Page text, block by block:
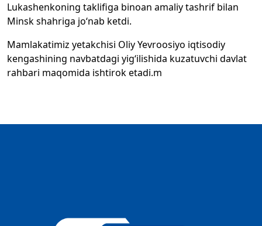
Lukashenkoning taklifiga binoan amaliy tashrif bilan
Minsk shahriga jo‘nab ketdi.
Mamlakatimiz yetakchisi Oliy Yevroosiyo iqtisodiy
kengashining navbatdagi yig‘ilishida kuzatuvchi davlat
rahbari maqomida ishtirok etadi.m